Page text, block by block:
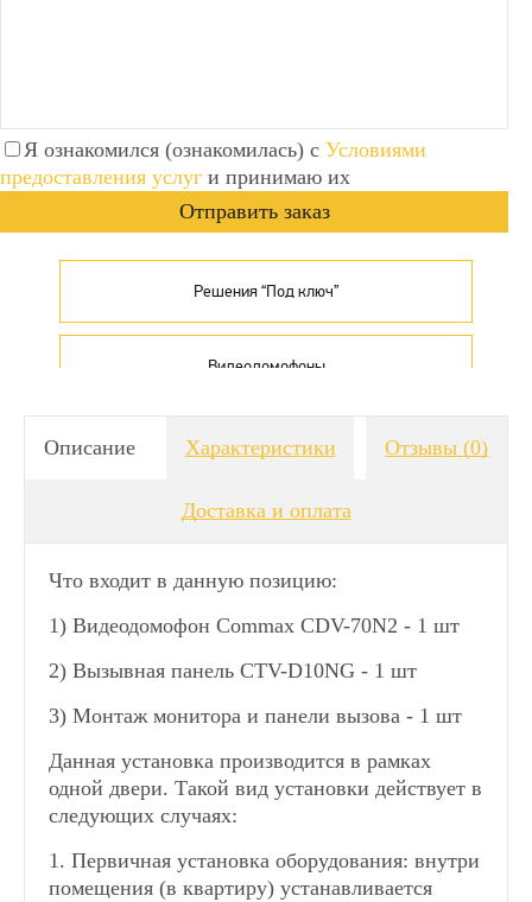
Я ознакомился (ознакомилась) с Условиями
предоставления услуг и принимаю их
Решения “Под ключ”
Видеодомофоны
Описание Характеристики Отзывы(0)
Доставка и оплата
Что входит в данную позицию:
1) Видеодомофон Commax CDV-70N2 - 1 шт
2) Вызывная панель CTV-D10NG - 1 шт
3) Монтаж монитора и панели вызова - 1 шт
Данная установка производится в рамках
одной двери. Такой вид установки действует в
следующих случаях:
1. Первичная установка оборудования: внутри
помещения (в квартиру) устанавливается